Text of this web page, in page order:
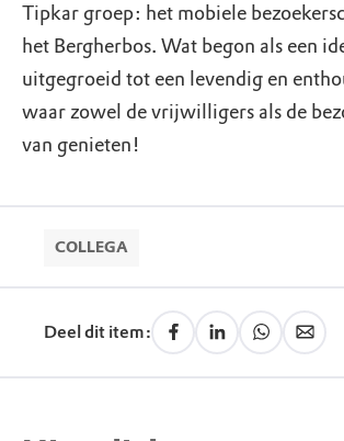
Tipkar groep: het mobiele
het Bergherbos. Wat begon als een
uitgegroeid tot een levendig en
waar zowel de vrijwilligers als de
van genieten!
COLLEGA
Deel dit item: